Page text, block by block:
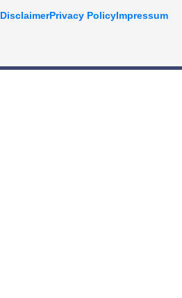
DisclaimerPrivacy PolicyImpressum